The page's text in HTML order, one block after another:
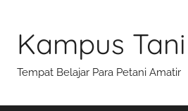
content
Kampus Tani
Tempat Belajar Para Petani Amatir